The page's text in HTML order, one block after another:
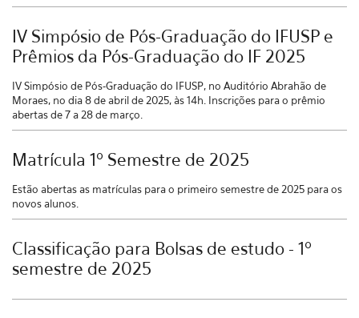
IV Simpósio de Pós-Graduação do IFUSP e
Prêmios da Pós-Graduação do IF 2025
IV Simpósio de Pós-Graduação do IFUSP, no Auditório Abrahão de
Moraes, no dia 8 de abril de 2025, às 14h. Inscrições para o prêmio
abertas de 7 a 28 de março.
Matrícula 1º Semestre de 2025
Estão abertas as matrículas para o primeiro semestre de 2025 para os
novos alunos.
Classificação para Bolsas de estudo - 1º
semestre de 2025